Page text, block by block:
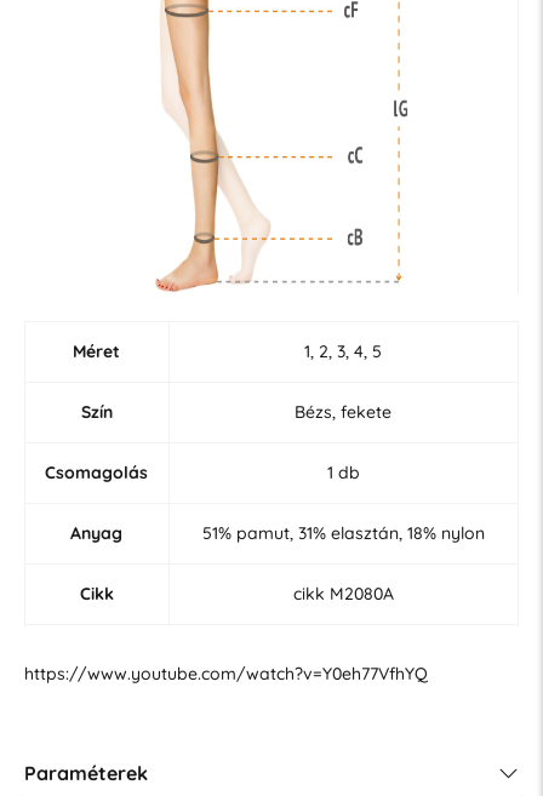
Méret 1, 2, 3, 4, 5
Szín Bézs, fekete
Csomagolás 1 db
Anyag 51% pamut, 31% elasztán, 18% nylon
Cikk cikk M2080A
https://www.youtube.com/watch?v=Y0eh77VfhYQ
Paraméterek